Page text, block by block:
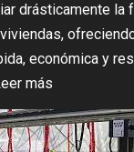
drásticamente la
económica y
más